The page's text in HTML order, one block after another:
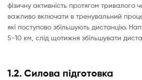
фізичну активність протягом тривалого
важливо включати в тренувальний
які поступово збільшують дистанцію.
5-10 км, слід щотижня збільшувати
1.2. Силова підготовка